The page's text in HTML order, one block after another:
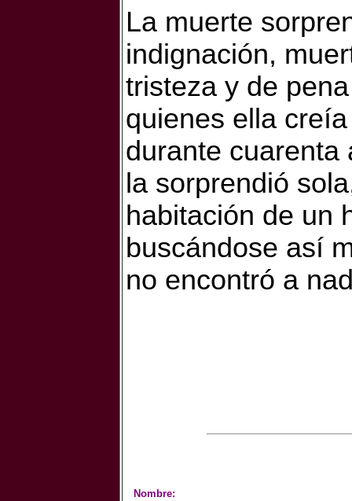
La muerte
indignación,
tristeza y de
quienes ella
durante cuarenta
la sorprendió
habitación de un
buscándose así
no encontró a
Nombre: